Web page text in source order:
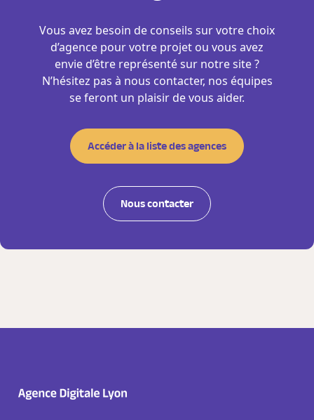
Vous avez besoin de conseils sur votre choix
d’agence pour votre projet ou vous avez
envie d’être représenté sur notre site ?
N’hésitez pas à nous contacter, nos équipes
se feront un plaisir de vous aider.
Accéder à la liste des agences
Nous contacter